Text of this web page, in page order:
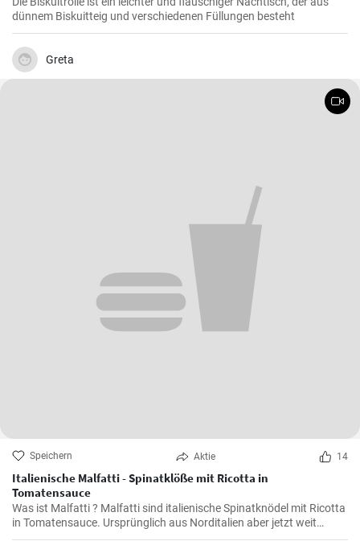
dünnem Biskuitteig und verschiedenen Füllungen besteht
Greta
Speichern Aktie 14
Italienische Malfatti - Spinatklöße mit Ricotta in
Tomatensauce
Was ist Malfatti ? Malfatti sind italienische Spinatknödel mit Ricotta
in Tomatensauce. Ursprünglich aus Norditalien aber jetzt weit
verbreitet in ganz Italien werden die Spinat Ricotta Klöße mit